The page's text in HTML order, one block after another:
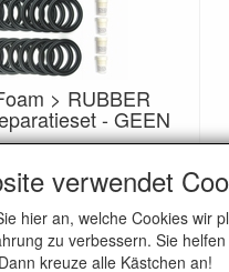
> RUBBER
- GEEN
klank, beter dan
€ 86.48
verwendet
hier an, welche Cookies
zu verbessern. Sie
kreuze alle Kästchen an!